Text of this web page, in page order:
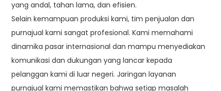
yang andal, tahan lama, dan efisien.
Selain kemampuan produksi kami, tim penjualan dan
purnajual kami sangat profesional. Kami memahami
dinamika pasar internasional dan mampu menyediakan
komunikasi dan dukungan yang lancar kepada
pelanggan kami di luar negeri. Jaringan layanan
purnajual kami memastikan bahwa setiap masalah